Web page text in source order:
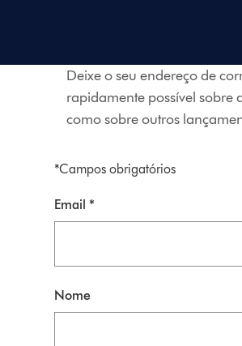
Deixe o seu endereço de
rapidamente possível sobre
como sobre outros
*Campos obrigatórios
Email *
Nome